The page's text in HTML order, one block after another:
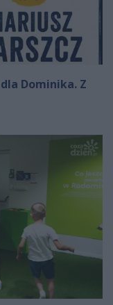
Dominika. Z